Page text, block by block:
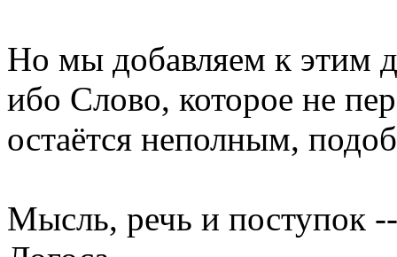
Но мы добавляем к этим
ибо Слово, которое не
остаётся неполным,
Мысль, речь и поступок